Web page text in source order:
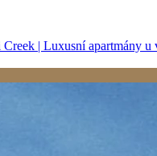
| Luxusní apartmány u